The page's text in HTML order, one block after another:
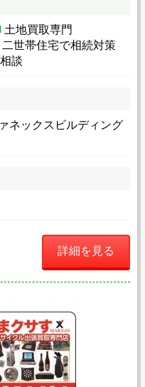
土地買取専門
二世帯住宅で相続対策
談
ネックスビルディング
詳細を見る